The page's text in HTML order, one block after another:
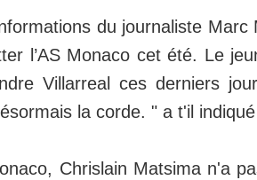
du journaliste
l’AS Monaco cet été. Le
Villarreal ces derniers
la corde. " a t'il
Chrislain Matsima n'a